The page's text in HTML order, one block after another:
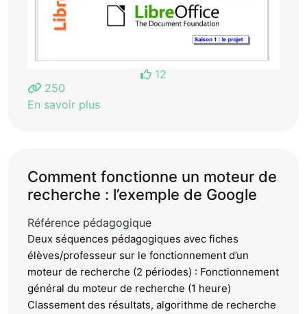
12
250
En savoir plus
Comment fonctionne un moteur de
recherche : l’exemple de Google
Référence pédagogique
Deux séquences pédagogiques avec fiches
élèves/professeur sur le fonctionnement d’un
moteur de recherche (2 périodes) : Fonctionnement
général du moteur de recherche (1 heure)
Classement des résultats, algorithme de recherche